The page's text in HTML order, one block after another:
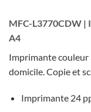
MFC-L3770CDW
A4
Imprimante couleur
domicile. Copie et
Imprimante 24